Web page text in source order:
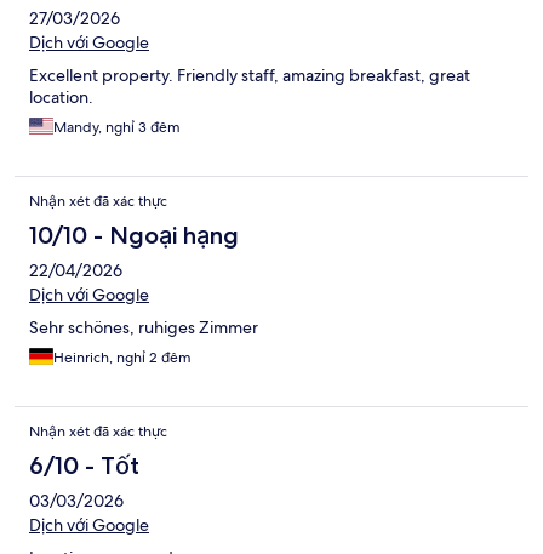
27/03/2026
Dịch với Google
Excellent property. Friendly staff, amazing breakfast, great
location.
Mandy, nghỉ 3 đêm
Nhận xét đã xác thực
10/10 - Ngoại hạng
22/04/2026
Dịch với Google
Sehr schönes, ruhiges Zimmer
Heinrich, nghỉ 2 đêm
Nhận xét đã xác thực
6/10 - Tốt
03/03/2026
Dịch với Google